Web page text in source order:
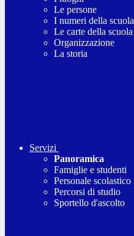
Le persone
I numeri della scuola
Le carte della scuola
Organizzazione
La storia
Servizi
Panoramica
Famiglie e studenti
Personale scolastico
Percorsi di studio
Sportello d'ascolto